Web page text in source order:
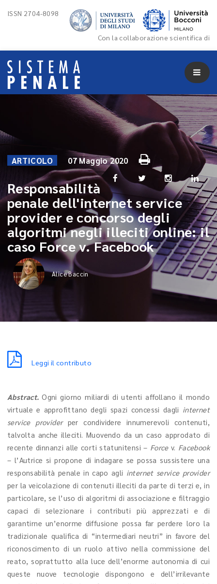
ISSN 2704-8098
Con la collaborazione scientifica di
ARTICOLO 07 Maggio 2020
Responsabilità
penale dell'internet service
provider e concorso degli
algoritmi negli illeciti online: il
caso Force v. Facebook
Alice Baccin
Leggi il contributo
Abstract.Ogni giorno miliardi di utenti affollano il mondo
virtuale e approfittano degli spazi concessi dagli internet
service providerper condividere innumerevoli contenuti,
talvolta anche illeciti. Muovendo da un caso approdato di
recente dinnanzi alle corti statunitensi – Forcev. Facebook
– l’Autrice si propone di indagare se possa sussistere una
responsabilità penale in capo agli internet service provider
per la veicolazione di contenuti illeciti da parte di terzi e, in
particolare, se l’uso di algoritmi di associazione e filtraggio
capaci di selezionare i contributi più apprezzati e di
garantirne un’enorme diffusione possa far perdere loro la
tradizionale qualifica di “intermediari neutri” in favore del
riconoscimento di un ruolo attivo nella commissione del
reato, soprattutto alla luce dell’enorme autonomia di cui
queste nuove tecnologie dispongono e dell’irrilevante